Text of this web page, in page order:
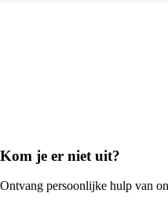
Kom je er niet uit?
Ontvang persoonlijke hulp van